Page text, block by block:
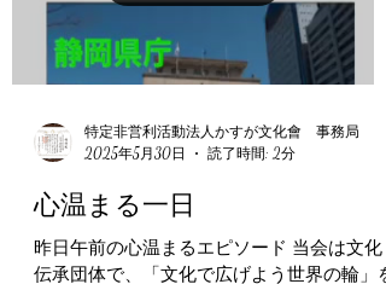
特定非営利活動法人かすが文化會 事務局
2025年5月30日
読了時間: 2分